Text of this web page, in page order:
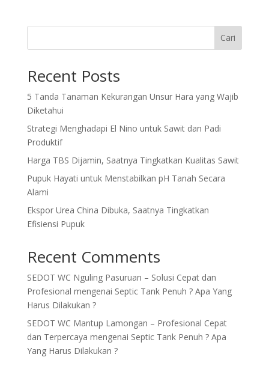
Cari
Recent Posts
5 Tanda Tanaman Kekurangan Unsur Hara yang Wajib
Diketahui
Strategi Menghadapi El Nino untuk Sawit dan Padi
Produktif
Harga TBS Dijamin, Saatnya Tingkatkan Kualitas Sawit
Pupuk Hayati untuk Menstabilkan pH Tanah Secara
Alami
Ekspor Urea China Dibuka, Saatnya Tingkatkan
Efisiensi Pupuk
Recent Comments
SEDOT WC Nguling Pasuruan – Solusi Cepat dan
Profesional mengenai Septic Tank Penuh ? Apa Yang
Harus Dilakukan ?
SEDOT WC Mantup Lamongan – Profesional Cepat
dan Terpercaya mengenai Septic Tank Penuh ? Apa
Yang Harus Dilakukan ?